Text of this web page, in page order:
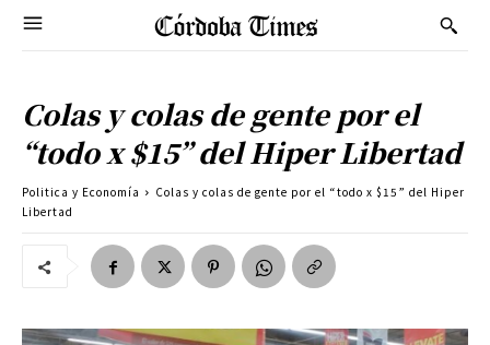
Colas y colas de gente por el
“todo x $15” del Hiper Libertad
Politica y Economía
Colas y colas de gente por el “todo x $15” del Hiper
Libertad